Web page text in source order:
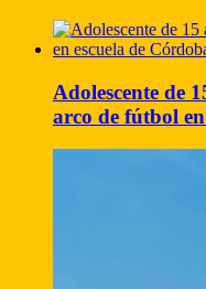
Adolescente de
arco de fútbol